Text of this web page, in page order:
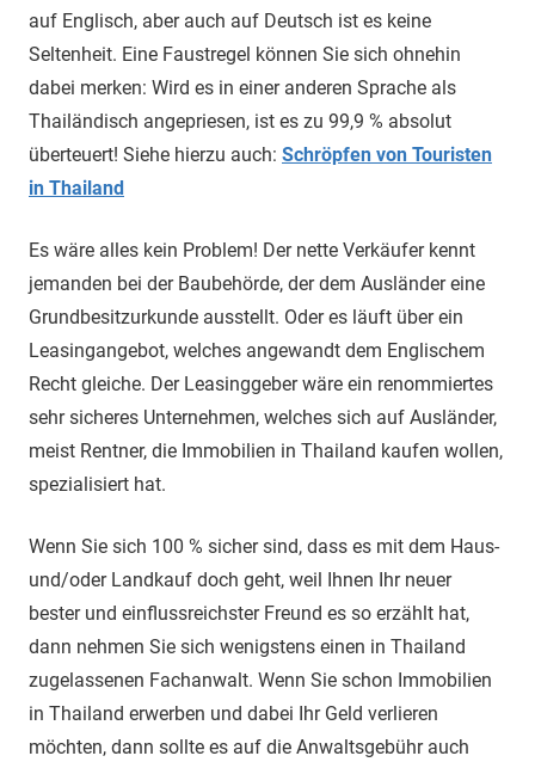
auf Englisch, aber auch auf Deutsch ist es keine
Seltenheit. Eine Faustregel können Sie sich ohnehin
dabei merken: Wird es in einer anderen Sprache als
Thailändisch angepriesen, ist es zu 99,9 % absolut
überteuert! Siehe hierzu auch: Schröpfen von Touristen
in Thailand
Es wäre alles kein Problem! Der nette Verkäufer kennt
jemanden bei der Baubehörde, der dem Ausländer eine
Grundbesitzurkunde ausstellt. Oder es läuft über ein
Leasingangebot, welches angewandt dem Englischem
Recht gleiche. Der Leasinggeber wäre ein renommiertes
sehr sicheres Unternehmen, welches sich auf Ausländer,
meist Rentner, die Immobilien in Thailand kaufen wollen,
spezialisiert hat.
Wenn Sie sich 100 % sicher sind, dass es mit dem Haus-
und/oder Landkauf doch geht, weil Ihnen Ihr neuer
bester und einflussreichster Freund es so erzählt hat,
dann nehmen Sie sich wenigstens einen in Thailand
zugelassenen Fachanwalt. Wenn Sie schon Immobilien
in Thailand erwerben und dabei Ihr Geld verlieren
möchten, dann sollte es auf die Anwaltsgebühr auch